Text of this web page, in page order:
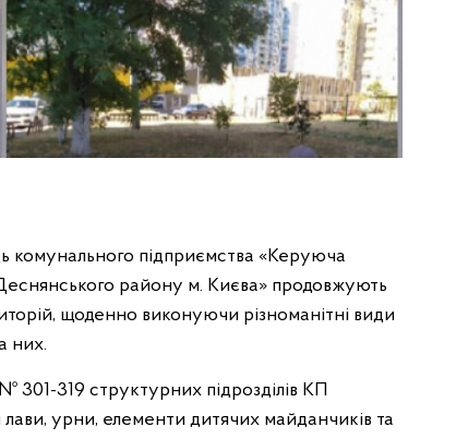
комунального підприємства «Керуюча
району м. Києва» продовжують
щоденно виконуючи різноманітні види
них.
319 структурних підрозділів КП
урни, елементи дитячих майданчиків та